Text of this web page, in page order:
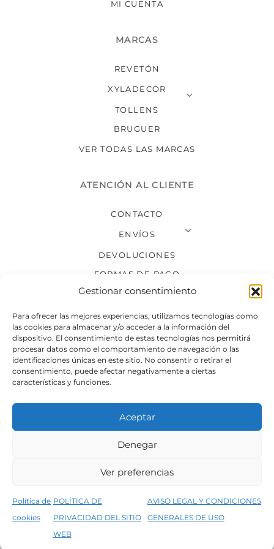
Gestionar consentimiento
Para ofrecer las mejores experiencias, utilizamos tecnologías como
las cookies para almacenar y/o acceder a la información del
dispositivo. El consentimiento de estas tecnologías nos permitirá
procesar datos como el comportamiento de navegación o las
identificaciones únicas en este sitio. No consentir o retirar el
consentimiento, puede afectar negativamente a ciertas
características y funciones.
Aceptar
Denegar
Ver preferencias
Política de
cookies
POLÍTICA DE
PRIVACIDAD DEL SITIO
WEB
AVISO LEGAL Y CONDICIONES
GENERALES DE USO
5% de descuento en tu primera compra, utiliza el código PRIMERACOMPRA
MI CUENTA
MARCAS
REVETÓN
XYLADECOR
TOLLENS
BRUGUER
VER TODAS LAS MARCAS
ATENCIÓN AL CLIENTE
CONTACTO
ENVÍOS
DEVOLUCIONES
FORMAS DE PAGO
SÍGUENOS
Condiciones generales de venta
Política de privacidad del sitio web
©2026 Decopintur- todos los derechos